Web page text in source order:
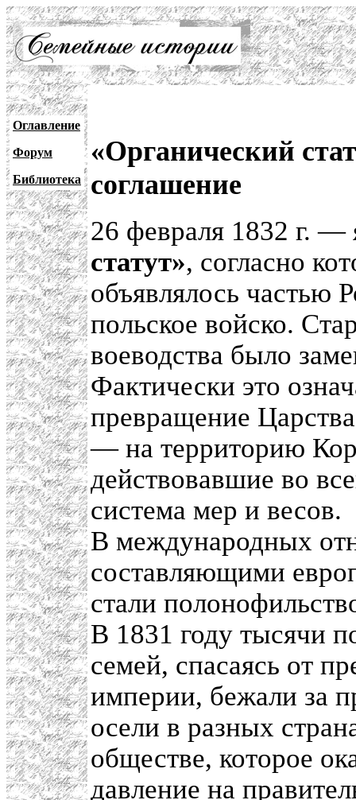
Оглавление
Форум
Библиотека
«Органический
соглашение
26 февраля 1832 г. —
статут», согласно
объявлялось частью
польское войско.
воеводства было
Фактически это
превращение
— на территорию
действовавшие во
система мер и весов.
В международных
составляющими
стали
В 1831 году тысячи
семей, спасаясь от
империи, бежали за
осели в разных
обществе, которое
давление на